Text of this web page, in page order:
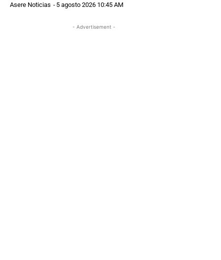
Asere Noticias - 5 agosto 2026 10:45 AM
- Advertisement -